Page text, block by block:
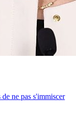
ne pas s'immiscer